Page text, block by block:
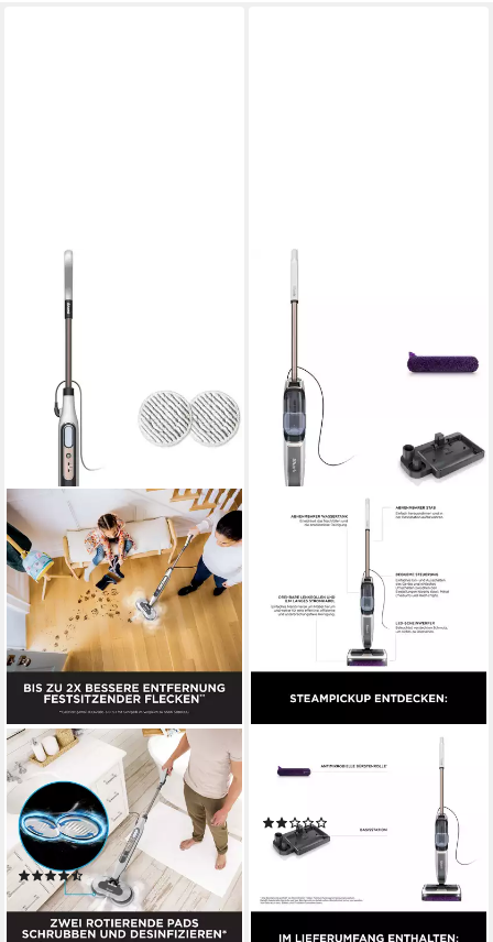
SHARK
Dampfreiniger Shark Steam &
Scrub mit Steam Blaster
Technologie S8201EU, 1120
W
(35)
ab 179,00 €
16,35 €mtl. in 12 Raten
lieferbar - in 1-2 Werktagen bei dir
Dampfreiniger SteamPickUp
ab 194,86 €
17,80 €
lieferbar - in 1-2 Werktagen bei dir